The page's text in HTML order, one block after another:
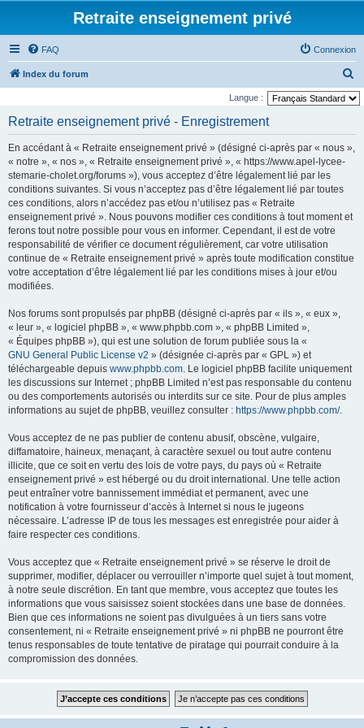
Retraite enseignement privé
FAQ Connexion
Index du forum
e
Langue :
Retraite enseignement privé - Enregistrement
En accédant à « Retraite enseignement privé » (désigné ci-après par « nous »,
« notre », « nos », « Retraite enseignement privé », « https://www.apel-lycee-
stemarie-cholet.org/forums »), vous acceptez d’être légalement lié par les
conditions suivantes. Si vous n’acceptez pas d’être légalement lié par toutes
ces conditions, alors n’accédez pas et/ou n’utilisez pas « Retraite
enseignement privé ». Nous pouvons modifier ces conditions à tout moment et
ferons tout notre possible pour vous en informer. Cependant, il est de votre
responsabilité de vérifier ce document régulièrement, car votre utilisation
continue de « Retraite enseignement privé » après toute modification constitue
votre acceptation d’être légalement lié par les conditions mises à jour et/ou
modifiées.
Nos forums sont propulsés par phpBB (désigné ci-après par « ils », « eux »,
« leur », « logiciel phpBB », « www.phpbb.com », « phpBB Limited »,
« Équipes phpBB »), qui est une solution de forum publiée sous la «
GNU General Public License v2 » (désignée ci-après par « GPL ») et
téléchargeable depuis www.phpbb.com. Le logiciel phpBB facilite uniquement
les discussions sur Internet ; phpBB Limited n’est pas responsable du contenu
ou des comportements autorisés ou interdits sur ce site. Pour de plus amples
informations au sujet de phpBB, veuillez consulter : https://www.phpbb.com/.
Vous acceptez de ne pas publier de contenu abusif, obscène, vulgaire,
diffamatoire, haineux, menaçant, à caractère sexuel ou tout autre contenu
illicite, que ce soit en vertu des lois de votre pays, du pays où « Retraite
enseignement privé » est hébergé ou du droit international. Une telle action
peut entraîner votre bannissement immédiat et permanent, avec une
notification à votre fournisseur d’accès à Internet si nous le jugeons
nécessaire. L’adresse IP de tous les messages est enregistrée pour aider à
faire respecter ces conditions.
Vous acceptez que « Retraite enseignement privé » se réserve le droit de
supprimer, modifier, déplacer ou verrouiller n’importe quel sujet à tout moment,
à notre seule discrétion. En tant que membre, vous acceptez que toutes les
informations que vous saisissez soient stockées dans une base de données.
Bien que ces informations ne soient pas divulguées à un tiers sans votre
consentement, ni « Retraite enseignement privé » ni phpBB ne pourront être
tenus responsables de toute tentative de piratage qui pourrait conduire à la
compromission des données.